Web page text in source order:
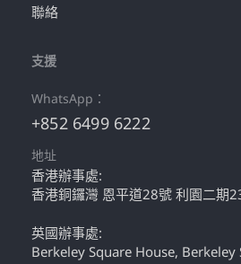
聯絡
支援
WhatsApp：
+852 6499 6222
地址
香港辦事處:
香港銅鑼灣 恩平道28號 利園二期
英國辦事處:
Berkeley Square House, Berkeley